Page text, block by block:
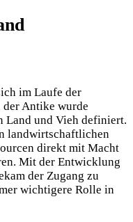
im Laufe der
Antike wurde
Land und Vieh definiert.
landwirtschaftlichen
direkt mit Macht
Mit der Entwicklung
der Zugang zu
wichtigere Rolle in